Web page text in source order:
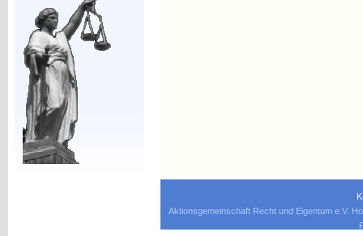
Aktionsgemeinschaft Recht und Eigentum e.V.